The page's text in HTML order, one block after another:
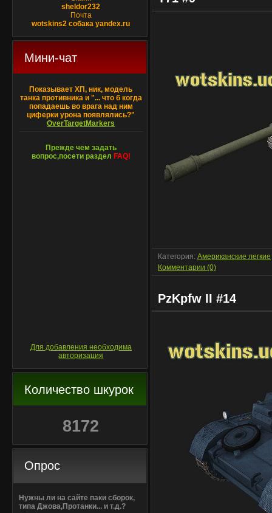
sheldor232
Почта
wotskins2 собака yandex.ru
Мини-чат
Показывает ХП, ник, модель
танка противника и "... что б когда
попадаешь во врага над ним
циферки урона появлялись?"
OverTargetMarkers
Прежде чем задать
вопрос,посети раздел FAQ!
Для добавления необходима
авторизация
Количество шкурок
8172
Опрос
Нужны ли на сайте паки сборок,
типа Джова,Протанки... и т.д.?
Категория: Американские легкие
Комментарии (0)
PzKpfw II #14